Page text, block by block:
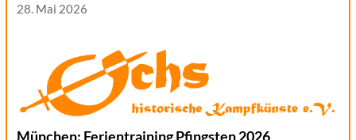
28. Mai 2026
München: Ferientraining Pfingsten 2026